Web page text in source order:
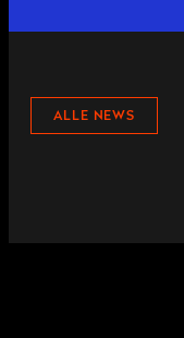
ALLE NEWS